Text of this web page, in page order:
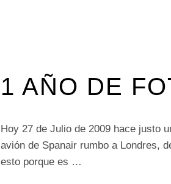
1 AÑO DE
Hoy 27 de Julio de 2009 hace justo
avión de Spanair rumbo a Londres,
esto porque es …